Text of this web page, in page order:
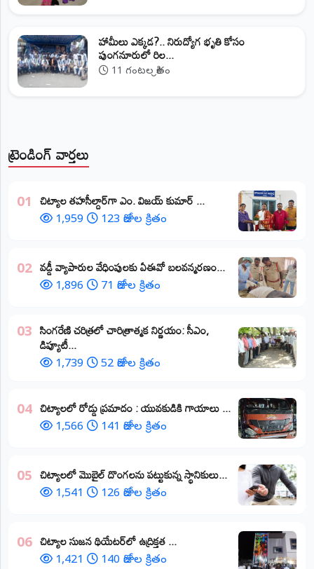
ట్రెండింగ్ వార్తలు
01 ​చిట్యాల తహసీల్దార్‌గా ఎం. విజయ్ కుమార్ ...
1,959 123 రోజుల క్రితం
02 వడ్డీ వ్యాపారుల వేధింపులకు ఏఈవో బలవన్మరణం...
1,896 71 రోజుల క్రితం
03 ​సింగరేణి చరిత్రలో చారిత్రాత్మక నిర్ణయం: సీఎం,
డిప్యూటీ...
1,739 52 రోజుల క్రితం
04 చిట్యాలలో రోడ్డు ప్రమాదం : యువకుడికి గాయాలు ​...
1,566 141 రోజుల క్రితం
05 చిట్యాలలో మొబైల్ దొంగలను పట్టుకున్న స్థానికులు...
1,541 126 రోజుల క్రితం
06 చిట్యాల సుజన థియేటర్‌లో ఉద్రిక్తత ...
1,421 140 రోజుల క్రితం
హామీలు ఎక్కడ?.. నిరుద్యోగ భృతి కోసం
పుంగనూరులో రిల...
11 గంటల క్రితం